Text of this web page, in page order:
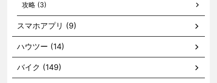
攻略 (3)
スマホアプリ (9)
ハウツー (14)
バイク (149)